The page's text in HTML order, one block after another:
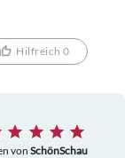
Hilfreich 0
vonSchönSchau